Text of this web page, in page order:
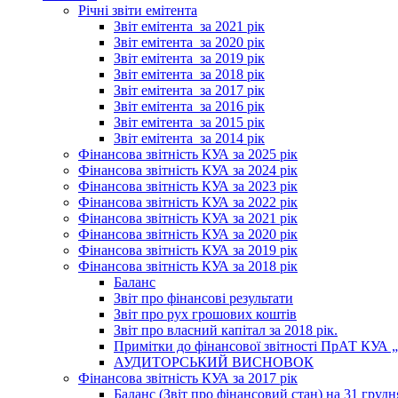
Річні звіти емітента
Звіт емітента_за 2021 рік
Звіт емітента_за 2020 рік
Звіт емітента_за 2019 рік
Звіт емітента_за 2018 рік
Звіт емітента_за 2017 рік
Звіт емітента_за 2016 рік
Звіт емітента_за 2015 рік
Звіт емітента_за 2014 рік
Фінансова звітність КУА за 2025 рік
Фінансова звітність КУА за 2024 рік
Фінансова звітність КУА за 2023 рік
Фінансова звітність КУА за 2022 рік
Фінансова звітність КУА за 2021 рік
Фінансова звітність КУА за 2020 рік
Фінансова звітність КУА за 2019 рік
Фінансова звітність КУА за 2018 рік
Баланс
Звіт про фінансові результати
Звіт про рух грошових коштів
Звіт про власний капітал за 2018 рік.
Примітки до фінансової звітності ПрАТ КУА
АУДИТОРСЬКИЙ ВИСНОВОК
Фінансова звітність КУА за 2017 рік
Баланс (Звіт про фінансовий стан) на 31